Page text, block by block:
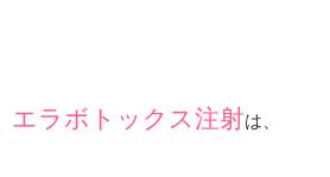
エラボトックス注射は、